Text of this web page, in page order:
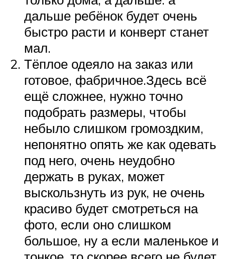
дальше ребёнок будет очень
быстро расти и конверт станет
мал.
Тёплое одеяло на заказ или
готовое, фабричное.Здесь всё
ещё сложнее, нужно точно
подобрать размеры, чтобы
небыло слишком громоздким,
непонятно опять же как одевать
под него, очень неудобно
держать в руках, может
выскользнуть из рук, не очень
красиво будет смотреться на
фото, если оно слишком
большое, ну а если маленькое и